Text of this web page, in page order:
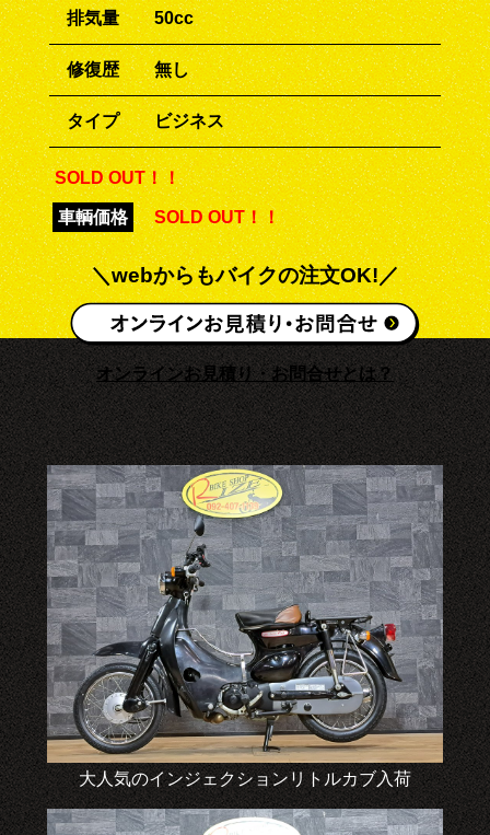
排気量 50cc
修復歴 無し
タイプ ビジネス
SOLD OUT！！
車輌価格 SOLD OUT！！
＼webからもバイクの注文OK!／
オンラインお見積り・お問合せとは？
大人気のインジェクションリトルカブ入荷